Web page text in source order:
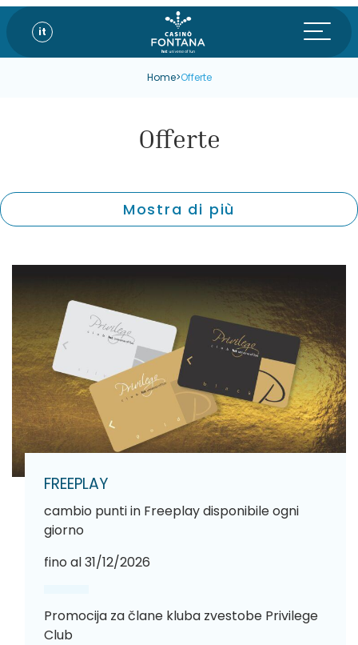
it
Home>Offerte
Offerte
Mostra di più
FREEPLAY
cambio punti in Freeplay disponibile ogni
giorno
fino al 31/12/2026
Promocija za člane kluba zvestobe Privilege
Club